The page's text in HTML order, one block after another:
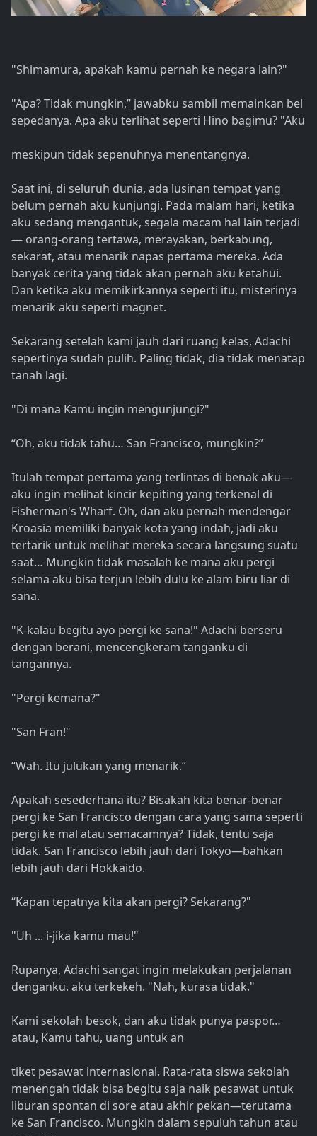
"Shimamura, apakah kamu pernah ke negara lain?"
"Apa? Tidak mungkin,” jawabku sambil memainkan bel
sepedanya. Apa aku terlihat seperti Hino bagimu? "Aku
meskipun tidak sepenuhnya menentangnya.
Saat ini, di seluruh dunia, ada lusinan tempat yang
belum pernah aku kunjungi. Pada malam hari, ketika
aku sedang mengantuk, segala macam hal lain terjadi
— orang-orang tertawa, merayakan, berkabung,
sekarat, atau menarik napas pertama mereka. Ada
banyak cerita yang tidak akan pernah aku ketahui.
Dan ketika aku memikirkannya seperti itu, misterinya
menarik aku seperti magnet.
Sekarang setelah kami jauh dari ruang kelas, Adachi
sepertinya sudah pulih. Paling tidak, dia tidak menatap
tanah lagi.
"Di mana Kamu ingin mengunjungi?"
“Oh, aku tidak tahu… San Francisco, mungkin?”
Itulah tempat pertama yang terlintas di benak aku—
aku ingin melihat kincir kepiting yang terkenal di
Fisherman's Wharf. Oh, dan aku pernah mendengar
Kroasia memiliki banyak kota yang indah, jadi aku
tertarik untuk melihat mereka secara langsung suatu
saat… Mungkin tidak masalah ke mana aku pergi
selama aku bisa terjun lebih dulu ke alam biru liar di
sana.
"K-kalau begitu ayo pergi ke sana!" Adachi berseru
dengan berani, mencengkeram tanganku di
tangannya.
"Pergi kemana?"
"San Fran!"
“Wah. Itu julukan yang menarik.”
Apakah sesederhana itu? Bisakah kita benar-benar
pergi ke San Francisco dengan cara yang sama seperti
pergi ke mal atau semacamnya? Tidak, tentu saja
tidak. San Francisco lebih jauh dari Tokyo—bahkan
lebih jauh dari Hokkaido.
“Kapan tepatnya kita akan pergi? Sekarang?"
"Uh ... i-jika kamu mau!"
Rupanya, Adachi sangat ingin melakukan perjalanan
denganku. aku terkekeh. "Nah, kurasa tidak."
Kami sekolah besok, dan aku tidak punya paspor…
atau, Kamu tahu, uang untuk an
tiket pesawat internasional. Rata-rata siswa sekolah
menengah tidak bisa begitu saja naik pesawat untuk
liburan spontan di sore atau akhir pekan—terutama
ke San Francisco. Mungkin dalam sepuluh tahun atau